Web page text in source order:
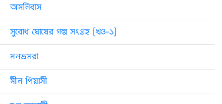
অমনিবাস
সুবোধ ঘোষের গল্প সংগ্রহ [খণ্ড-১]
মনভ্রমরা
মীন পিয়াসী